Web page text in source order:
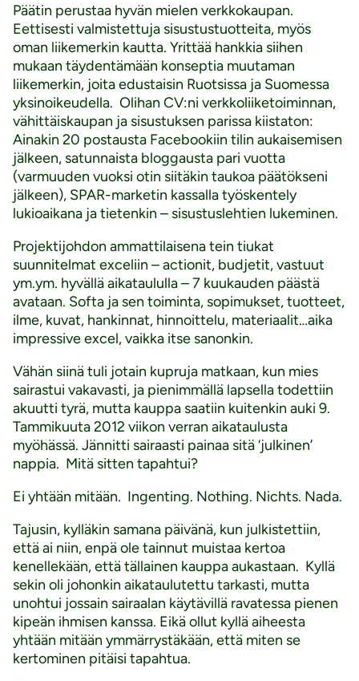
Päätin perustaa hyvän mielen verkkokaupan.
Eettisesti valmistettuja sisustustuotteita, myös
oman liikemerkin kautta. Yrittää hankkia siihen
mukaan täydentämään konseptia muutaman
liikemerkin, joita edustaisin Ruotsissa ja Suomessa
yksinoikeudella. Olihan CV:ni verkkoliiketoiminnan,
vähittäiskaupan ja sisustuksen parissa kiistaton:
Ainakin 20 postausta Facebookiin tilin aukaisemisen
jälkeen, satunnaista bloggausta pari vuotta
(varmuuden vuoksi otin siitäkin taukoa päätökseni
jälkeen), SPAR-marketin kassalla työskentely
lukioaikana ja tietenkin – sisustuslehtien lukeminen.
Projektijohdon ammattilaisena tein tiukat
suunnitelmat exceliin – actionit, budjetit, vastuut
ym.ym. hyvällä aikataululla – 7 kuukauden päästä
avataan. Softa ja sen toiminta, sopimukset, tuotteet,
ilme, kuvat, hankinnat, hinnoittelu, materiaalit…aika
impressive excel, vaikka itse sanonkin.
Vähän siinä tuli jotain kupruja matkaan, kun mies
sairastui vakavasti, ja pienimmällä lapsella todettiin
akuutti tyrä, mutta kauppa saatiin kuitenkin auki 9.
Tammikuuta 2012 viikon verran aikataulusta
myöhässä. Jännitti sairaasti painaa sitä ‘julkinen’
nappia. Mitä sitten tapahtui?
Ei yhtään mitään. Ingenting. Nothing. Nichts. Nada.
Tajusin, kylläkin samana päivänä, kun julkistettiin,
että ai niin, enpä ole tainnut muistaa kertoa
kenellekään, että tällainen kauppa aukastaan. Kyllä
sekin oli johonkin aikataulutettu tarkasti, mutta
unohtui jossain sairaalan käytävillä ravatessa pienen
kipeän ihmisen kanssa. Eikä ollut kyllä aiheesta
yhtään mitään ymmärrystäkään, että miten se
kertominen pitäisi tapahtua.